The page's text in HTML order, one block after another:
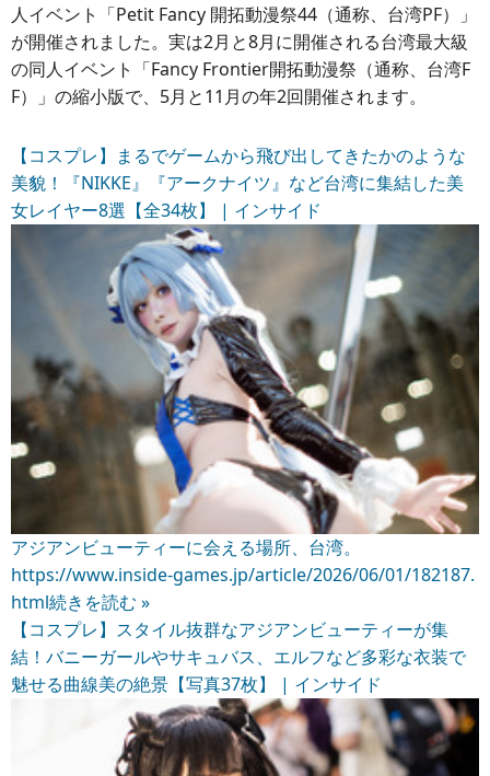
人イベント「Petit Fancy 開拓動漫祭44（通称、台湾PF）」
が開催されました。実は2月と8月に開催される台湾最大級
の同人イベント「Fancy Frontier開拓動漫祭（通称、台湾F
F）」の縮小版で、5月と11月の年2回開催されます。
【コスプレ】まるでゲームから飛び出してきたかのような
美貌！『NIKKE』『アークナイツ』など台湾に集結した美
女レイヤー8選【全34枚】 | インサイド
アジアンビューティーに会える場所、台湾。
https://www.inside-games.jp/article/2026/06/01/182187.
html続きを読む »
【コスプレ】スタイル抜群なアジアンビューティーが集
結！バニーガールやサキュバス、エルフなど多彩な衣装で
魅せる曲線美の絶景【写真37枚】 | インサイド